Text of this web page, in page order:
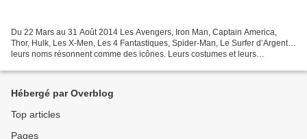
Du 22 Mars au 31 Août 2014 Les Avengers, Iron Man, Captain America,
Thor, Hulk, Les X-Men, Les 4 Fantastiques, Spider-Man, Le Surfer d’Argent…
leurs noms résonnent comme des icônes. Leurs costumes et leurs
Hébergé par Overblog
Top articles
Pages